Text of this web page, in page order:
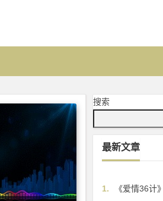
搜索
最新文章
1.
《爱情36计